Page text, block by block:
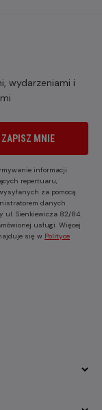
wydarzeniami i
ZAPISZ MNIE
informacji
repertuaru,
za pomocą
danych
ul. Sienkiewicza 82/84.
usługi. Więcej
się w Polityce